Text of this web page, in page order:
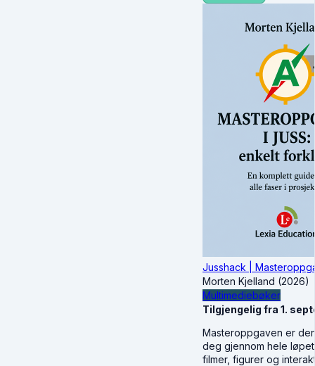
Jusshack |
Morten Kjelland (2026)
Multimediebøker
Tilgjengelig fra 1.
Masteroppgaven er
deg gjennom hele
filmer, figurer og